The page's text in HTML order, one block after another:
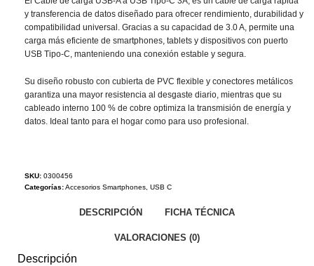
y transferencia de datos diseñado para ofrecer rendimiento, durabilidad y
compatibilidad universal. Gracias a su capacidad de 3.0 A, permite una
carga más eficiente de smartphones, tablets y dispositivos con puerto
USB Tipo-C, manteniendo una conexión estable y segura.
Su diseño robusto con cubierta de PVC flexible y conectores metálicos
garantiza una mayor resistencia al desgaste diario, mientras que su
cableado interno 100 % de cobre optimiza la transmisión de energía y
datos. Ideal tanto para el hogar como para uso profesional.
SKU: 0300456
Categorías:Accesorios Smartphones USB C
DESCRIPCIÓN FICHA TÉCNICA
VALORACIONES (0)
Descripción